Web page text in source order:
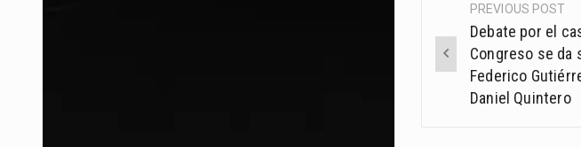
Post
navigation
PREVIOUS POST
Debate por el
Congreso se da
Federico
Daniel Quintero